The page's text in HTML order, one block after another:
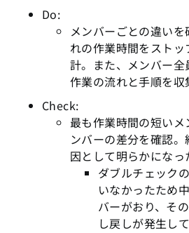
Do:
メンバーごとの違い
れの作業時間をスト
計。また、メンバー
作業の流れと手順を収
Check:
最も作業時間の短い
ンバーの差分を確認
因として明らかになっ
ダブルチェック
いなかったため
バーがおり、そ
し戻しが発生し